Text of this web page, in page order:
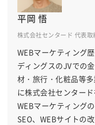
平岡 悟
株式会社センタード 代表取
WEBマーケティング
ディングスのJVでの
材・旅行・化粧品等
に株式会社センター
WEBマーケティング
SEO、WEBサイトの